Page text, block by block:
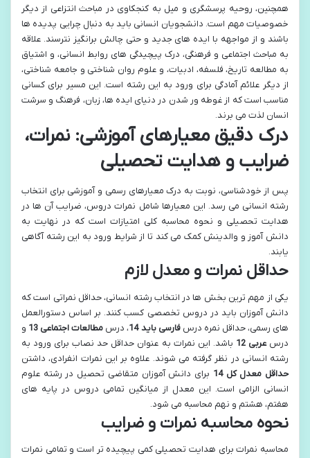
همچنین، روحیه پرسشگری و میل به کنجکاوی در مباحث انتزاعی از دیگر
خصوصیات مهم است. دانشجویان انسانی باید به دنبال چرایی پدیده ها
باشند و از مواجهه با ایده های جدید و حتی چالش برانگیز نترسند. علاقه
به مباحث اجتماعی و فرهنگی، درک پیچیدگی های روابط انسانی، و اشتیاق
به مطالعه تاریخ، فلسفه، ادبیات، و علوم روان شناختی و جامعه شناختی،
از دیگر علائم آمادگی برای ورود به این رشته است. این مسیر برای کسانی
مناسب است که از غوطه ور شدن در دنیای ایده ها، زبان، فرهنگ و سرشت
انسان لذت می برند.
درک دقیق معیارهای آموزشی: نمرات،
ضرایب و هدایت تحصیلی
پس از خودشناسی، نوبت به درک معیارهای رسمی و آموزشی برای انتخاب
رشته انسانی می رسد. این معیارها شامل نمرات دروس، ضرایب آن ها در
هدایت تحصیلی و نحوه محاسبه کلی امتیازات است که در نهایت به
دانش آموز و والدینش کمک می کند تا از شرایط ورود به این رشته آگاهی
یابند.
حداقل نمرات و معدل لازم
یکی از مهم ترین بخش ها در انتخاب رشته انسانی، حداقل نمراتی است که
دانش آموزان باید در دروس تخصصی کسب کنند. بر اساس دستورالعمل
های رسمی، حداقل نمره درسفارسی باید 14 ، درس مطالعات اجتماعی 13
و
درسعربی 12
باشد. این نمرات به عنوان حداقل حد نصاب برای ورود به
رشته انسانی در نظر گرفته می شوند. علاوه بر این نمرات انفرادی، داشتن
حداقل معدل کل 14
برای دانش آموزان متقاضی تحصیل در رشته علوم
انسانی الزامی است. این معدل از میانگین تمامی دروس در پایه های
هفتم، هشتم و نهم محاسبه می شود.
نحوه محاسبه نمرات و ضرایب
محاسبه نمرات برای هدایت تحصیلی کمی پیچیده تر است و تمامی نمرات